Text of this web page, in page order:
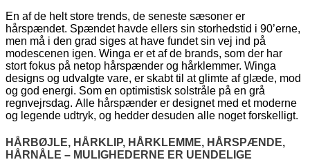
En af de helt store trends, de seneste sæsoner er
hårspændet. Spændet havde ellers sin storhedstid i 90’erne,
men må i den grad siges at have fundet sin vej ind på
modescenen igen. Winga er et af de brands, som der har
stort fokus på netop hårspænder og hårklemmer. Winga
designs og udvalgte vare, er skabt til at glimte af glæde, mod
og god energi. Som en optimistisk solstråle på en grå
regnvejrsdag. Alle hårspænder er designet med et moderne
og legende udtryk, og hedder desuden alle noget forskelligt.
HÅRBØJLE, HÅRKLIP, HÅRKLEMME, HÅRSPÆNDE,
HÅRNÅLE – MULIGHEDERNE ER UENDELIGE